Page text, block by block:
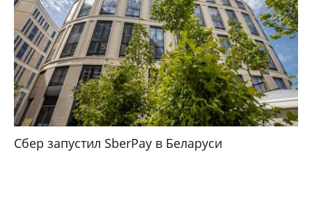
Сбер запустил SberPay в Беларуси